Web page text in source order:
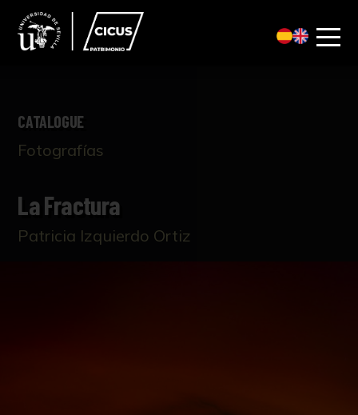
CATALOGUE
Fotografías
La Fractura
Patricia Izquierdo Ortiz